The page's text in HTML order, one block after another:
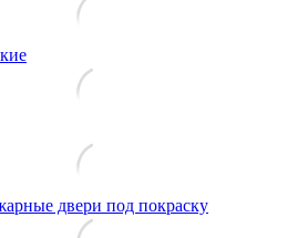
двери под покраску